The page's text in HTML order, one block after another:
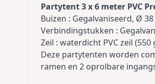
Partytent 3 x 6 meter PVC
Buizen : Gegalvaniseerd, Ø
Verbindingstukken :
Zeil : waterdicht PVC zeil
Deze partytenten worden
ramen en 2 oprolbare